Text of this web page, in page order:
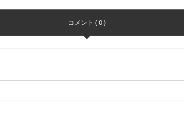
コメント ( 0 )